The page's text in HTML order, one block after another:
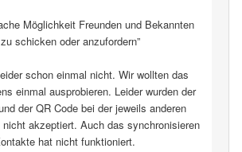
Möglichkeit Freunden und Bekannten
schicken oder anzufordern”
schon einmal nicht. Wir wollten das
einmal ausprobieren. Leider wurden der
der QR Code bei der jeweils anderen
nicht akzeptiert. Auch das synchronisieren
hat nicht funktioniert.